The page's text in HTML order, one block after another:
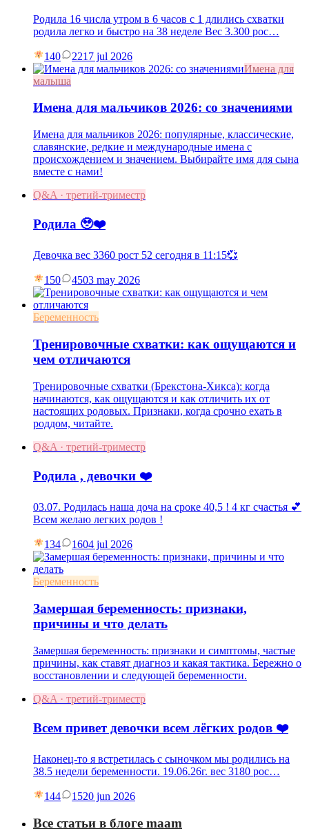
Родила 16 числа утром в 6 часов с 1 длились схватки
родила легко и быстро на 38 неделе Вес 3.300 рос…
140 2217 jul 2026
Имена для
малыша
Имена для мальчиков 2026: со значениями
Имена для мальчиков 2026: популярные, классические,
славянские, редкие и международные имена с
происхождением и значением. Выбирайте имя для сына
вместе с нами!
Q&A · третий-триместр
Родила 🥹❤️
Девочка вес 3360 рост 52 сегодня в 11:15💞
150 4503 may 2026
Беременность
Тренировочные схватки: как ощущаются и
чем отличаются
Тренировочные схватки (Брекстона-Хикса): когда
начинаются, как ощущаются и как отличить их от
настоящих родовых. Признаки, когда срочно ехать в
роддом, читайте.
Q&A · третий-триместр
Родила , девочки ❤️
03.07. Родилась наша доча на сроке 40,5 ! 4 кг счастья 💕
Всем желаю легких родов !
134 1604 jul 2026
Беременность
Замершая беременность: признаки,
причины и что делать
Замершая беременность: признаки и симптомы, частые
причины, как ставят диагноз и какая тактика. Бережно о
восстановлении и следующей беременности.
Q&A · третий-триместр
Всем привет девочки всем лёгких родов ❤️
Наконец-то я встретилась с сыночком мы родились на
38.5 недели беременности. 19.06.26г. вес 3180 рос…
144 1520 jun 2026
Все статьи в блоге maam